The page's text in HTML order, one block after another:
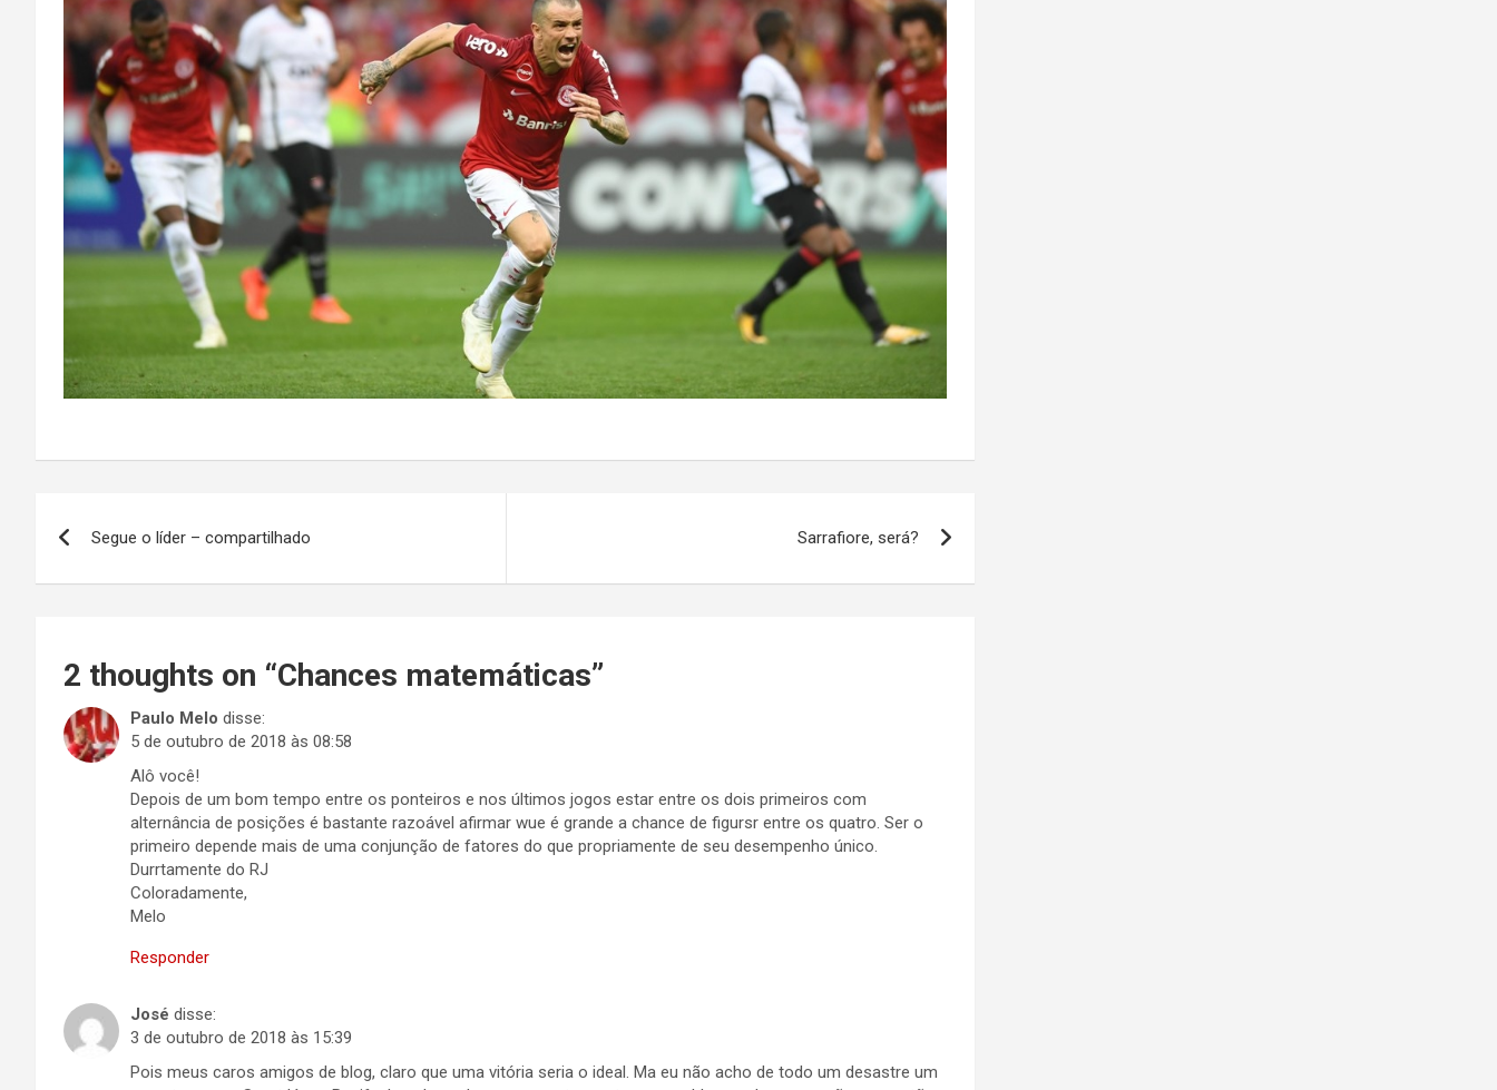
de
Segue o líder – compartilhado Sarrafiore, será?
2 thoughts on “Chances matemáticas”
Paulo Melo disse:
5 de outubro de 2018 às 08:58
Alô você!
Depois de um bom tempo entre os ponteiros e nos últimos jogos estar entre os dois primeiros com
alternância de posições é bastante razoável afirmar wue é grande a chance de figursr entre os quatro. Ser o
primeiro depende mais de uma conjunção de fatores do que propriamente de seu desempenho único.
Durrtamente do RJ
Coloradamente,
Melo
Responder
José disse:
3 de outubro de 2018 às 15:39
Pois meus caros amigos de blog, claro que uma vitória seria o ideal. Ma eu não acho de todo um desastre um